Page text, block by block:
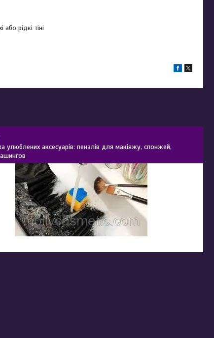
рідкі тіні
улюблених аксесуарів: пензлів для макіяжу, спонжей,